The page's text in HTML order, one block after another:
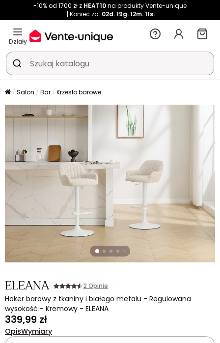
-10% od 1700 zł z HEAT10na produkty Vente-unique
Koniec za: 02d. 19g. 12m. 09s.
Działy
Salon Bar Krzesło barowe
ELEANA 2 Opinie
Hoker barowy z tkaniny i białego metalu - Regulowana
wysokość - Kremowy - ELEANA
339,99 zł
OpisWymiary